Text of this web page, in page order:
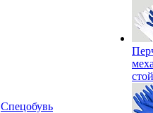
Спецобувь